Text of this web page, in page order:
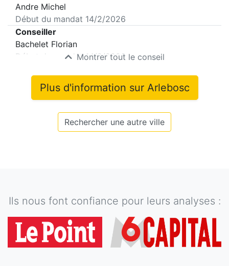
Andre Michel
Début du mandat 14/2/2026
Conseiller
Bachelet Florian
Début du mandat14/2/2026
Montrer tout le conseil
Plus d'information sur Arlebosc
Rechercher une autre ville
Ils nous font confiance pour leurs analyses :